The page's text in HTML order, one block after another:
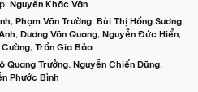
Nguyễn Khắc Văn
, Phạm Văn Trường, Bùi Thị Hồng Sương,
, Dương Văn Quang, Nguyễn Đức Hiển,
, Trần Gia Bảo
Quang Trưởng, Nguyễn Chiến Dũng,
Phước Bình